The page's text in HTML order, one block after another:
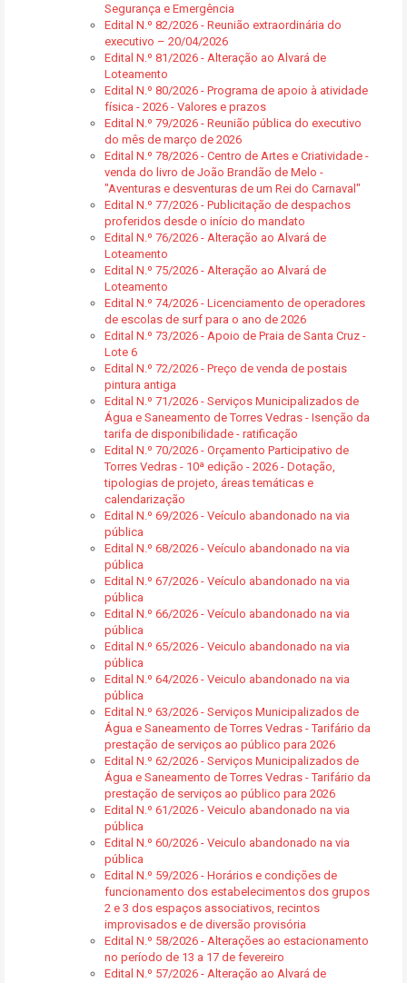
Segurança e Emergência
Edital N.º 82/2026 - Reunião extraordinária do
executivo – 20/04/2026
Edital N.º 81/2026 - Alteração ao Alvará de
Loteamento
Edital N.º 80/2026 - Programa de apoio à atividade
física - 2026 - Valores e prazos
Edital N.º 79/2026 - Reunião pública do executivo
do mês de março de 2026
Edital N.º 78/2026 - Centro de Artes e Criatividade -
venda do livro de João Brandão de Melo -
"Aventuras e desventuras de um Rei do Carnaval"
Edital N.º 77/2026 - Publicitação de despachos
proferidos desde o início do mandato
Edital N.º 76/2026 - Alteração ao Alvará de
Loteamento
Edital N.º 75/2026 - Alteração ao Alvará de
Loteamento
Edital N.º 74/2026 - Licenciamento de operadores
de escolas de surf para o ano de 2026
Edital N.º 73/2026 - Apoio de Praia de Santa Cruz -
Lote 6
Edital N.º 72/2026 - Preço de venda de postais
pintura antiga
Edital N.º 71/2026 - Serviços Municipalizados de
Água e Saneamento de Torres Vedras - Isenção da
tarifa de disponibilidade - ratificação
Edital N.º 70/2026 - Orçamento Participativo de
Torres Vedras - 10ª edição - 2026 - Dotação,
tipologias de projeto, áreas temáticas e
calendarização
Edital N.º 69/2026 - Veículo abandonado na via
pública
Edital N.º 68/2026 - Veículo abandonado na via
pública
Edital N.º 67/2026 - Veículo abandonado na via
pública
Edital N.º 66/2026 - Veículo abandonado na via
pública
Edital N.º 65/2026 - Veiculo abandonado na via
pública
Edital N.º 64/2026 - Veiculo abandonado na via
pública
Edital N.º 63/2026 - Serviços Municipalizados de
Água e Saneamento de Torres Vedras - Tarifário da
prestação de serviços ao público para 2026
Edital N.º 62/2026 - Serviços Municipalizados de
Água e Saneamento de Torres Vedras - Tarifário da
prestação de serviços ao público para 2026
Edital N.º 61/2026 - Veiculo abandonado na via
pública
Edital N.º 60/2026 - Veiculo abandonado na via
pública
Edital N.º 59/2026 - Horários e condições de
funcionamento dos estabelecimentos dos grupos
2 e 3 dos espaços associativos, recintos
improvisados e de diversão provisória
Edital N.º 58/2026 - Alterações ao estacionamento
no período de 13 a 17 de fevereiro
Edital N.º 57/2026 - Alteração ao Alvará de